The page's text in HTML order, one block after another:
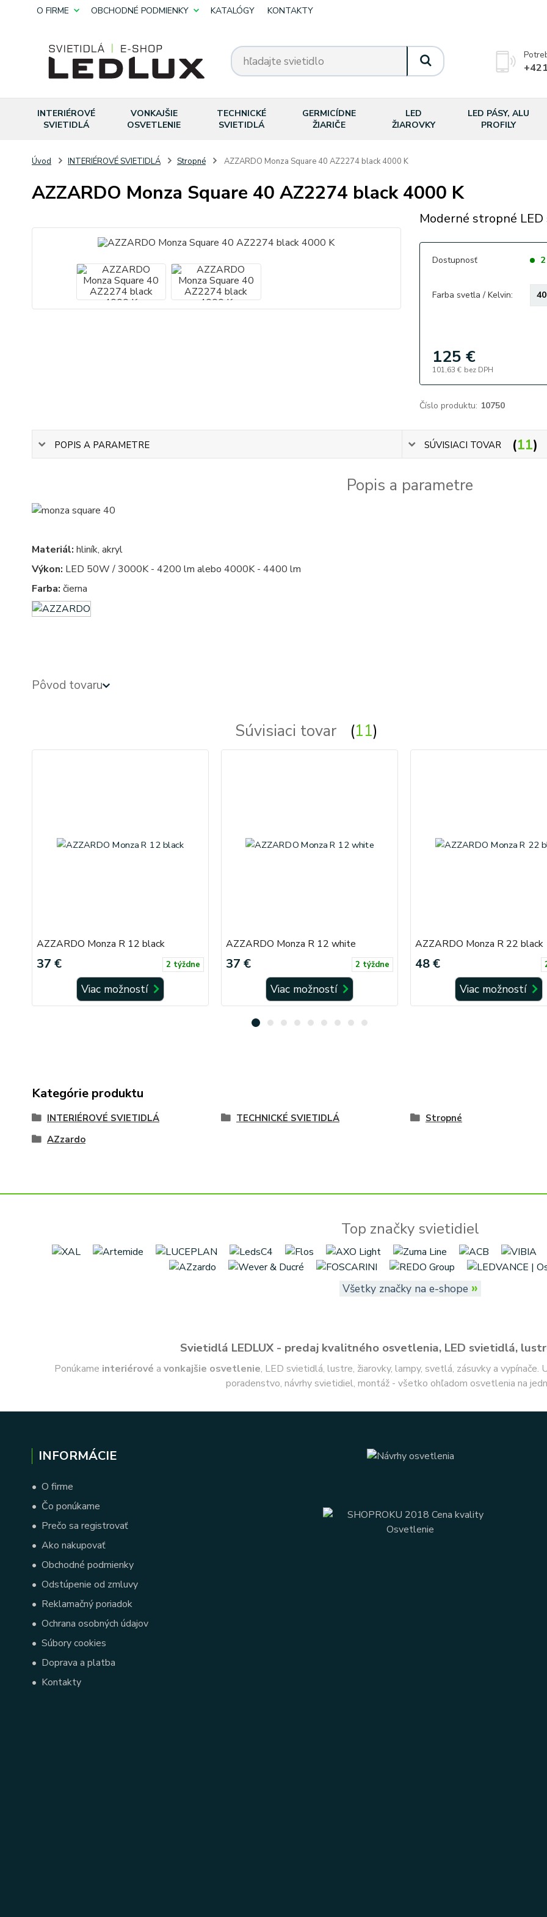
O FIRME OBCHODNÉ PODMIENKY KATALÓGY KONTAKTY
INTERIÉROVÉ
SVIETIDLÁ
VONKAJŠIE
OSVETLENIE
TECHNICKÉ
SVIETIDLÁ
GERMICÍDNE
ŽIARIČE
LED
ŽIAROVKY
LED PÁSY, ALU
PROFILY
Úvod INTERIÉROVÉ SVIETIDLÁ Stropné AZZARDO Monza Square 40 AZ2274 black 4000 K
AZZARDO Monza Square 40 AZ2274 black 4000 K
Moderné stropné
Dostupnosť
Farba svetla / Kelvin:
125 €
101,63 € bez DPH
Číslo produktu: 10750
POPIS A PARAMETRE SÚVISIACI TOVAR 11
Popis a parametre
Materiál: hliník, akryl
Výkon: LED 50W / 3000K - 4200 lm alebo 4000K - 4400 lm
Farba: čierna
Pôvod tovaru
Súvisiaci tovar 11
AZZARDO Monza R 12 black
37 € 2 týždne
Viac možností
AZZARDO Monza R 12 white
37 € 2 týždne
Viac možností
AZZARDO Monza R 22 black
48 €
Viac možností
Kategórie produktu
INTERIÉROVÉ SVIETIDLÁ TECHNICKÉ SVIETIDLÁ Stropné
AZzardo
Top značky svietidiel
Všetky značky na e-shope »
Svietidlá LEDLUX - predaj kvalitného osvetlenia, LED svietidlá,
Ponúkame interiérové a vonkajšie osvetlenie, LED svietidlá, lustre, žiarovky, lampy, svetlá, zásuvky a
poradenstvo, návrhy svietidiel, montáž - všetko ohľadom osvetlenia na
INFORMÁCIE
• O firme
• Čo ponúkame
• Prečo sa registrovať
• Ako nakupovať
• Obchodné podmienky
• Odstúpenie od zmluvy
• Reklamačný poriadok
• Ochrana osobných údajov
• Súbory cookies
• Doprava a platba
• Kontakty